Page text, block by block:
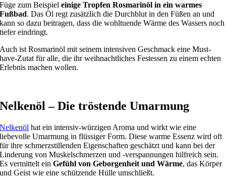
Füge zum Beispieleinige Tropfen Rosmarinöl in ein warmes
Fußbad. Das Öl regt zusätzlich die Durchblut in den Füßen an und
kann so dazu beitragen, dass die wohltuende Wärme des Wassers noch
tiefer eindringt.
Auch ist Rosmarinöl mit seinem intensiven Geschmack eine Must-
have-Zutat für alle, die ihr weihnachtliches Festessen zu einem echten
Erlebnis machen wollen.
Nelkenöl –Die tröstende Umarmung
Nelkenöl hat ein intensiv-würzigen Aroma und wirkt wie eine
liebevolle Umarmung in flüssiger Form. Diese warme Essenz wird oft
für ihre schmerzstillenden Eigenschaften geschätzt und kann bei der
Linderung von Muskelschmerzen und -verspannungen hilfreich sein.
Es vermittelt einGefühl von Geborgenheit und Wärme, das Körper
und Geist wie eine schützende Hülle umschließt.